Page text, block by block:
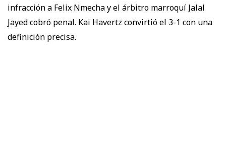
infracción a Felix Nmecha y el árbitro marroquí Jalal
Jayed cobró penal. Kai Havertz convirtió el 3-1 con una
definición precisa.